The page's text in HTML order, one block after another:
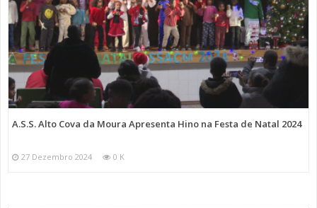
A.S.S. Alto Cova da Moura Apresenta Hino na Festa de Natal 2024
27 Dezembro 2024 0 K